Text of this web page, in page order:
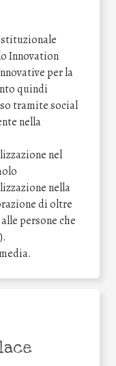
Innovation
per la
quindi
tramite social
nella
nel
nella
di oltre
persone che